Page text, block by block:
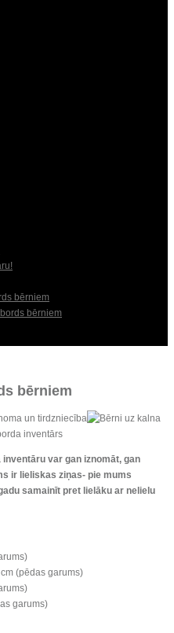
bērniem
bērniem
var gan iznomāt, gan
ir lieliskas ziņas- pie mums
samainīt pret lielāku ar nelielu
(pēdas garums)
garums)